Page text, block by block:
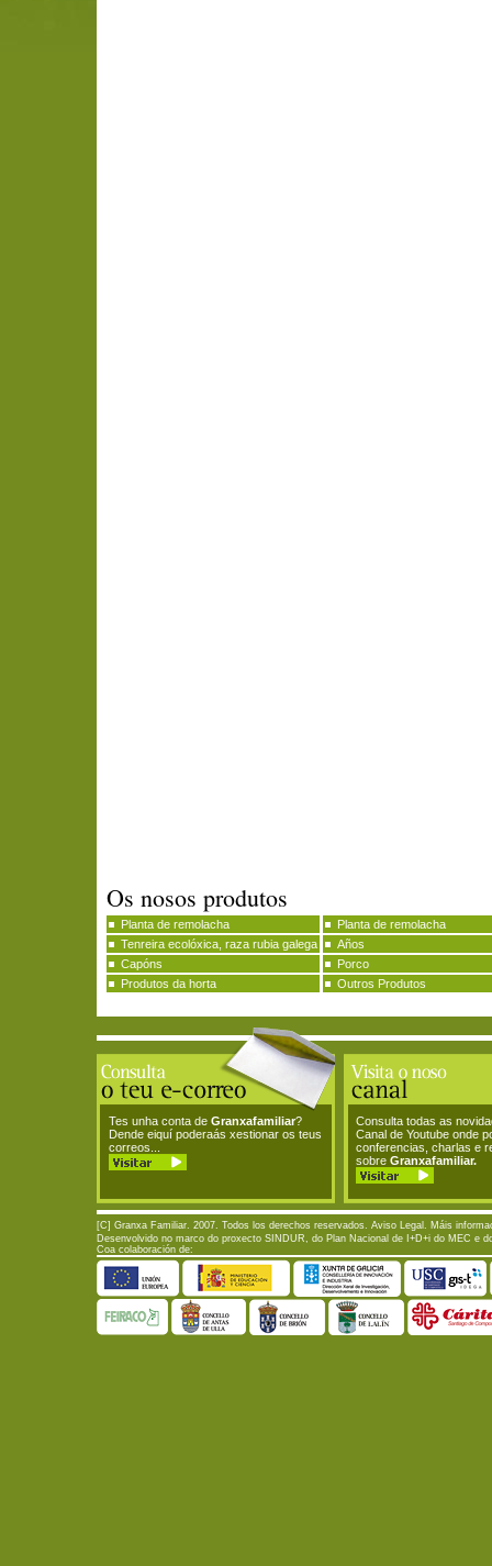
Os nosos produtos
Planta de remolacha
Planta de remolacha
Tenreira ecolóxica, raza rubia galega
Años
Capóns
Porco
Produtos da horta
Outros Produtos
Tes unha conta de Granxafamiliar?
Dende eiquí poderaás xestionar os teus
correos...
Consulta todas as
Canal de Youtube onde
conferencias, charlas e
sobre Granxafamiliar.
[C] Granxa Familiar. 2007. Todos los derechos reservados. Aviso Legal . Máis
Desenvolvido no marco do proxecto SINDUR, do Plan Nacional de I+D+i do MEC e
Coa colaboración de: